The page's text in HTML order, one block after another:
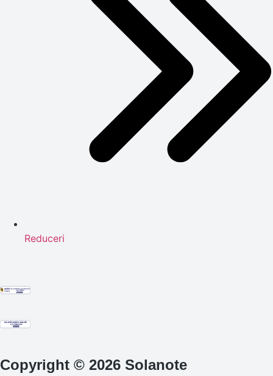
Reduceri
Copyright © 2026 Solanote